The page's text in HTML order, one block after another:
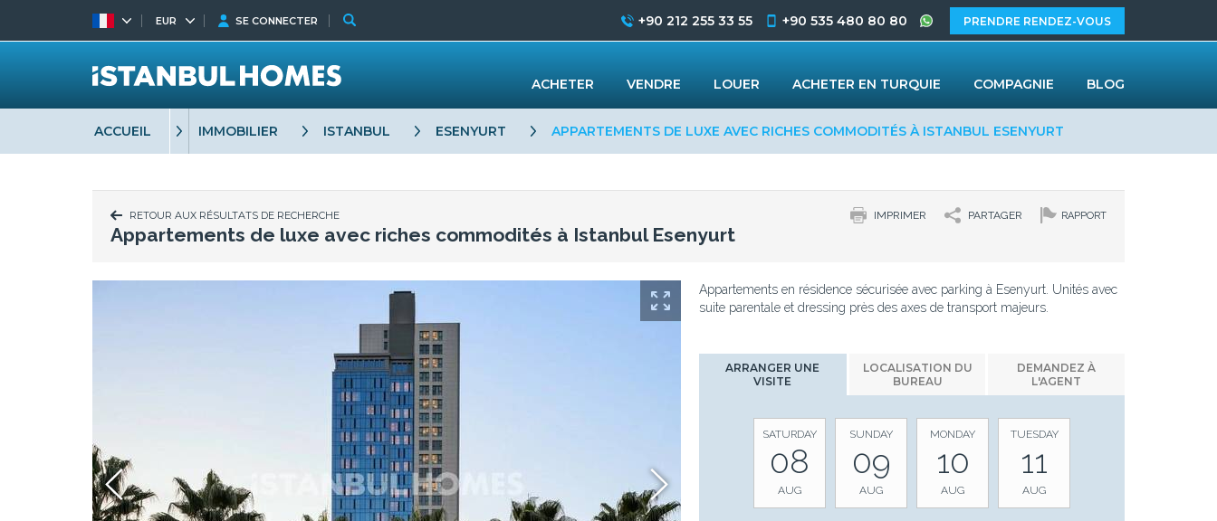
ACCUEIL IMMOBILIER ISTANBUL ESENYURT APPARTEMENTS DE LUXE AVEC RICHES COMMODITÉS À ISTANBUL ESENYURT
RETOUR AUX RÉSULTATS DE RECHERCHE RAPPORT
PARTAGER
IMPRIMER
Appartements de luxe avec riches commodités à Istanbul Esenyurt
Appartements en résidence sécurisée avec parking à Esenyurt. Unités avec
suite parentale et dressing près des axes de transport majeurs.
ARRANGER UNE
VISITE
LOCALISATION DU
BUREAU
DEMANDEZ À
L'AGENT
SATURDAY
08
AUG
SUNDAY
09
AUG
MONDAY
10
AUG
TUESDAY
11
AUG
EUR SE CONNECTER +90 212 255 33 55 +90 535 480 80 80 PRENDRE RENDEZ-VOUS
ACHETER VENDRE LOUER ACHETER EN TURQUIE COMPAGNIE BLOG